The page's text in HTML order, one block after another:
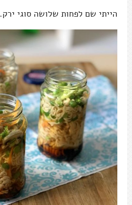
הייתי שם לפחות שלושה סוגי ירק.